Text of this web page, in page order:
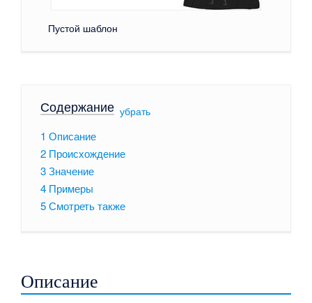
Пустой шаблон
Содержание[ убрать]
1 Описание
2 Происхождение
3Значение
4 Примеры
5Смотреть также
Описание